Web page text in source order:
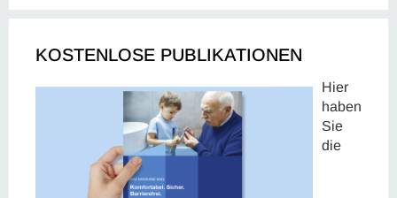
KOSTENLOSE PUBLIKATIONEN
Hier
haben
Sie
die